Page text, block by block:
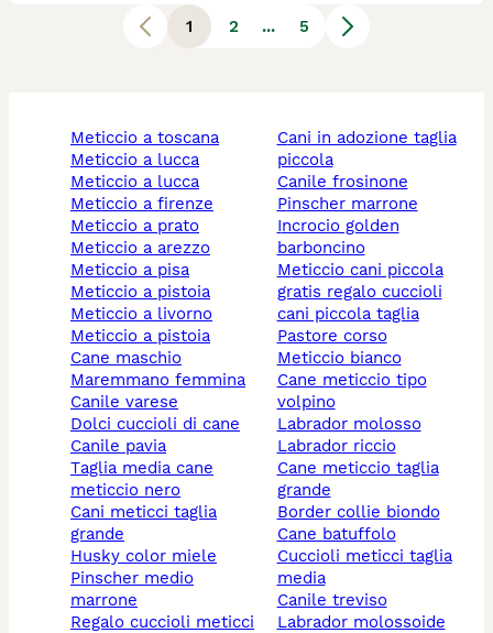
1 2 ... 5
meticcio a toscana
meticcio a lucca
meticcio a lucca
meticcio a firenze
meticcio a prato
meticcio a arezzo
meticcio a pisa
meticcio a pistoia
meticcio a livorno
meticcio a pistoia
cane maschio
maremmano femmina
canile varese
dolci cuccioli di cane
canile pavia
taglia media cane
meticcio nero
cani meticci taglia
grande
husky color miele
pinscher medio
marrone
regalo cuccioli meticci
cani in adozione taglia
piccola
canile frosinone
pinscher marrone
incrocio golden
barboncino
meticcio cani piccola
gratis regalo cuccioli
cani piccola taglia
pastore corso
meticcio bianco
cane meticcio tipo
volpino
labrador molosso
labrador riccio
cane meticcio taglia
grande
border collie biondo
cane batuffolo
cuccioli meticci taglia
media
canile treviso
labrador molossoide